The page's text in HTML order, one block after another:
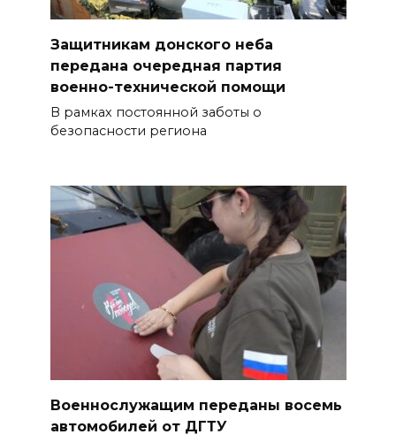
Защитникам донского неба
передана очередная партия
военно-технической помощи
В рамках постоянной заботы о
безопасности региона
Военнослужащим переданы восемь
автомобилей от ДГТУ